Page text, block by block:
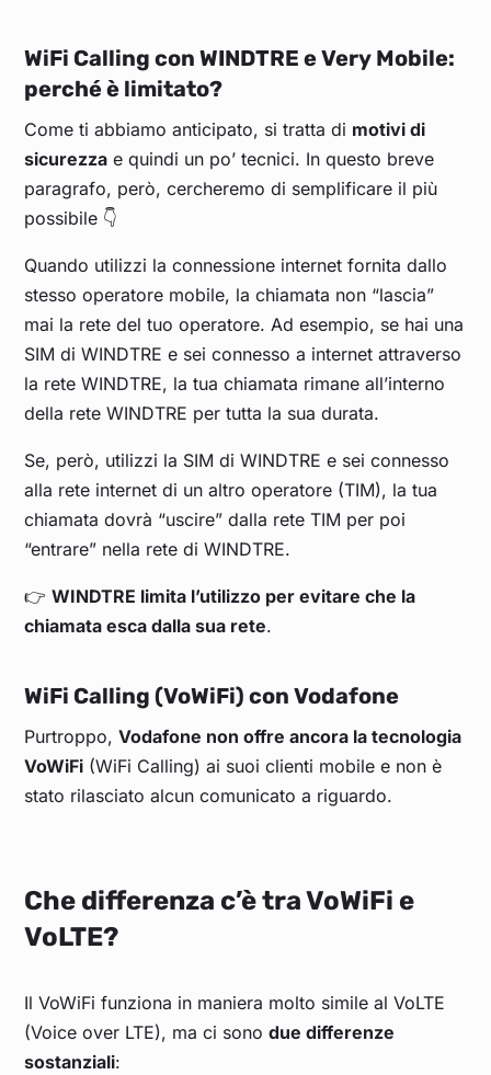
WiFi Calling con WINDTRE e Very Mobile:
perché è limitato?
Come ti abbiamo anticipato, si tratta di motivi di
sicurezza e quindi un po’ tecnici. In questo breve
paragrafo, però, cercheremo di semplificare il più
possibile 👇
Quando utilizzi la connessione internet fornita dallo
stesso operatore mobile, la chiamata non “lascia”
mai la rete del tuo operatore. Ad esempio, se hai una
SIM di WINDTRE e sei connesso a internet attraverso
la rete WINDTRE, la tua chiamata rimane all’interno
della rete WINDTRE per tutta la sua durata.
Se, però, utilizzi la SIM di WINDTRE e sei connesso
alla rete internet di un altro operatore (TIM), la tua
chiamata dovrà “uscire” dalla rete TIM per poi
“entrare” nella rete di WINDTRE.
👉WINDTRE limita l’utilizzo per evitare che la
chiamata esca dalla sua rete.
WiFi Calling (VoWiFi) con Vodafone
Purtroppo,Vodafone non offre ancora la tecnologia
VoWiFi (WiFi Calling) ai suoi clienti mobile e non è
stato rilasciato alcun comunicato a riguardo.
Che differenza c’è tra VoWiFi e
VoLTE?
Il VoWiFi funziona in maniera molto simile al VoLTE
(Voice over LTE), ma ci sonodue differenze
sostanziali: